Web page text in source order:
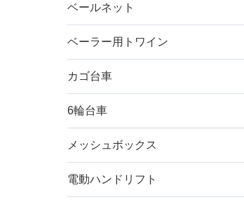
ベールネット
ベーラー用トワイン
カゴ台車
6輪台車
メッシュボックス
電動ハンドリフト